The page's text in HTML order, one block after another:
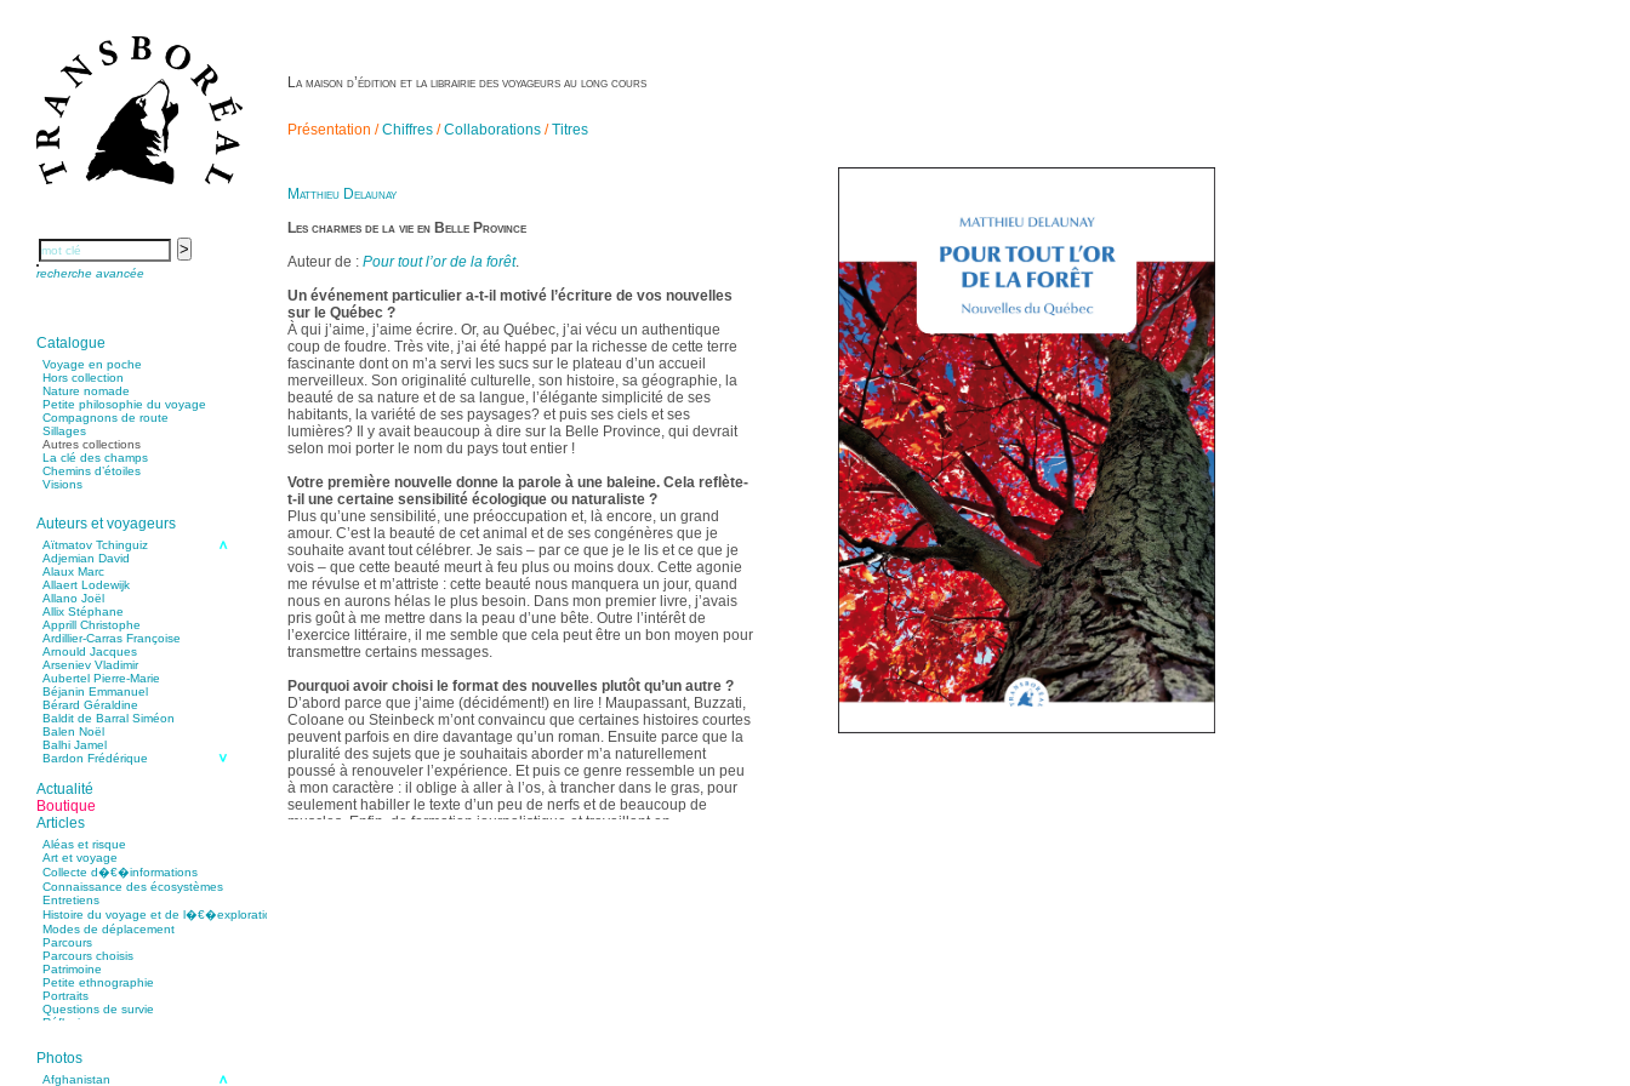
recherche avancée
Catalogue
Voyage en poche
Hors collection
Nature nomade
Petite philosophie du voyage
Compagnons de route
Sillages
Autres collections
La clé des champs
Chemins d’étoiles
Visions
Auteurs et voyageurs
Aïtmatov Tchinguiz
Adjemian David
Alaux Marc
Allaert Lodewijk
Allano Joël
Allix Stéphane
Apprill Christophe
Ardillier-Carras Françoise
Arnould Jacques
Arseniev Vladimir
Aubertel Pierre-Marie
Béjanin Emmanuel
Bérard Géraldine
Baldit de Barral Siméon
Balen Noël
Balhi Jamel
Bardon Frédérique
Bastide Fabien
Baudin Julie
Baujard Jacques
Bazin Sylvain
Bellanger Marc
Bellec Hervé
Belleville Régis
Benestar Géraldine
Benoist Yann
Bertrand Jordane
Bertrandy Antoine
Bezsonov Youri
Bideau Michel-Cosme
Billard Yannick
Blanchet Anne-Lise
Bluntzer Christophe
Bobin Mathieu
Boch Anne-Laure
Boch Julie
Boillot Henri
Bonnem Éric
Boudart Jean-Louis
Actualité
Boutique
Articles
Aléas et risque
Art et voyage
Collecte d�€�informations
Connaissance des écosystèmes
Entretiens
Histoire du voyage et de l�€�exploration
Modes de déplacement
Parcours
Parcours choisis
Patrimoine
Petite ethnographie
Portraits
Questions de survie
Réflexions
Photos
Afghanistan
La maison d’édition et la librairie des voyageurs au long cours
Présentation /Chiffres /Collaborations /Titres
Matthieu Delaunay
Les charmes de la vie en Belle Province
Auteur de : Pour tout l’or de la forêt.
Un événement particulier a-t-il motivé l’écriture de vos nouvelles
sur le Québec ?
À qui j’aime, j’aime écrire. Or, au Québec, j’ai vécu un authentique
coup de foudre. Très vite, j’ai été happé par la richesse de cette terre
fascinante dont on m’a servi les sucs sur le plateau d’un accueil
merveilleux. Son originalité culturelle, son histoire, sa géographie, la
beauté de sa nature et de sa langue, l’élégante simplicité de ses
habitants, la variété de ses paysages? et puis ses ciels et ses
lumières? Il y avait beaucoup à dire sur la Belle Province, qui devrait
selon moi porter le nom du pays tout entier !
Votre première nouvelle donne la parole à une baleine. Cela reflète-
t-il une certaine sensibilité écologique ou naturaliste ?
Plus qu’une sensibilité, une préoccupation et, là encore, un grand
amour. C’est la beauté de cet animal et de ses congénères que je
souhaite avant tout célébrer. Je sais – par ce que je le lis et ce que je
vois – que cette beauté meurt à feu plus ou moins doux. Cette agonie
me révulse et m’attriste : cette beauté nous manquera un jour, quand
nous en aurons hélas le plus besoin. Dans mon premier livre, j’avais
pris goût à me mettre dans la peau d’une bête. Outre l’intérêt de
l’exercice littéraire, il me semble que cela peut être un bon moyen pour
transmettre certains messages.
Pourquoi avoir choisi le format des nouvelles plutôt qu’un autre ?
D’abord parce que j’aime (décidément!) en lire ! Maupassant, Buzzati,
Coloane ou Steinbeck m’ont convaincu que certaines histoires courtes
peuvent parfois en dire davantage qu’un roman. Ensuite parce que la
pluralité des sujets que je souhaitais aborder m’a naturellement
poussé à renouveler l’expérience. Et puis ce genre ressemble un peu
à mon caractère : il oblige à aller à l’os, à trancher dans le gras, pour
seulement habiller le texte d’un peu de nerfs et de beaucoup de
muscles. Enfin, de formation journalistique et travaillant en